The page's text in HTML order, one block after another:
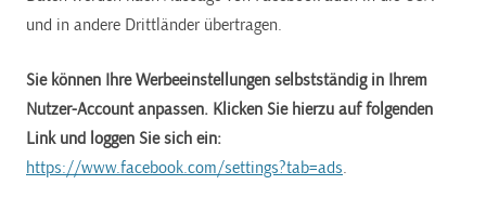
und in andere Drittländer übertragen.
Sie können Ihre Werbeeinstellungen selbstständig in Ihrem
Nutzer-Account anpassen. Klicken Sie hierzu auf folgenden
Link und loggen Sie sich ein:
https://www.facebook.com/settings?tab=ads.